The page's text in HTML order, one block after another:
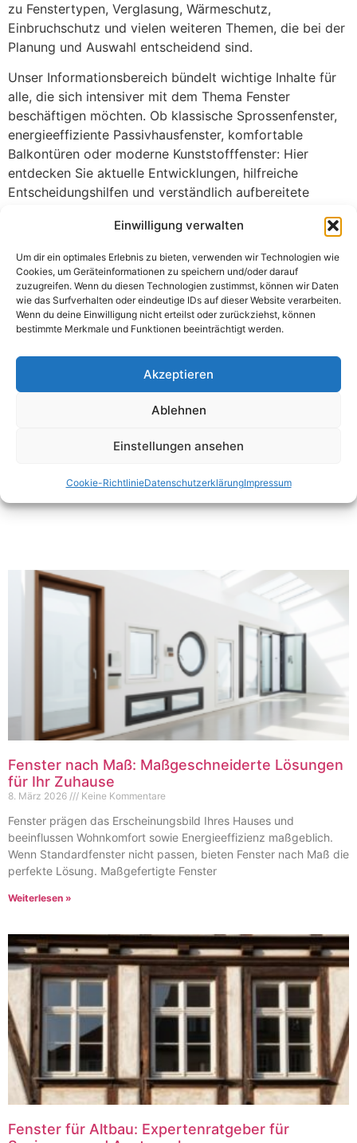
Einwilligung verwalten
Um dir ein optimales Erlebnis zu bieten, verwenden wir Technologien wie
Cookies, um Geräteinformationen zu speichern und/oder darauf
zuzugreifen. Wenn du diesen Technologien zustimmst, können wir Daten
wie das Surfverhalten oder eindeutige IDs auf dieser Website verarbeiten.
Wenn du deine Einwilligung nicht erteilst oder zurückziehst, können
bestimmte Merkmale und Funktionen beeinträchtigt werden.
Akzeptieren
Ablehnen
Einstellungen ansehen
Cookie-RichtlinieDatenschutzerklärungImpressum
zu Fenstertypen, Verglasung, Wärmeschutz,
Einbruchschutz und vielen weiteren Themen, die bei der
Planung und Auswahl entscheidend sind.
Unser Informationsbereich bündelt wichtige Inhalte für
alle, die sich intensiver mit dem Thema Fenster
beschäftigen möchten. Ob klassische Sprossenfenster,
energieeffiziente Passivhausfenster, komfortable
Balkontüren oder moderne Kunststofffenster: Hier
entdecken Sie aktuelle Entwicklungen, hilfreiche
Entscheidungshilfen und verständlich aufbereitete
privaten Wohnbau.
Damit Sie schnell zu den zentralen Themen gelangen,
führen wir Sie von der Startseite direkt zu unseren
wichtigsten Hubs. Im Bereich Fenstererhalten Sie einen
umfassenden Überblick über Fensterarten,
Eigenschaften und Einsatzmöglichkeiten. Der Hub
Fenster kaufenbegleitet Sie bei Auswahl, Ausstattung
und Planung. Im ThemenbereichKunststofffenster
erfahren Sie mehr über Materialien, Vorteile und
technische Merkmale. Ergänzend dazu finden Sie
Schallschutzfenstern,Passivhausfenstern
Fenster nach Maß: Maßgeschneiderte Lösungen
für Ihr Zuhause
8. März 2026 Keine Kommentare
Fenster prägen das Erscheinungsbild Ihres Hauses und
beeinflussen Wohnkomfort sowie Energieeffizienz maßgeblich.
Wenn Standardfenster nicht passen, bieten Fenster nach Maß die
perfekte Lösung. Maßgefertigte Fenster
Weiterlesen »
Fenster für Altbau: Expertenratgeber für